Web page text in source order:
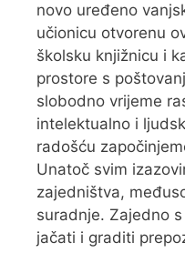
novo uređeno
učionicu otvorenu
školsku knjižnicu i
prostore s
slobodno vrijeme
intelektualno i
radošću
Unatoč svim
zajedništva,
suradnje. Zajedno
jačati i graditi